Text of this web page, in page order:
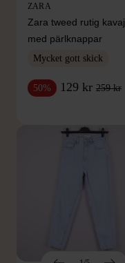
ZARA
Zara tweed rutig kavaj
med pärlknappar
Mycket gott skick
50% 129 kr 259 kr